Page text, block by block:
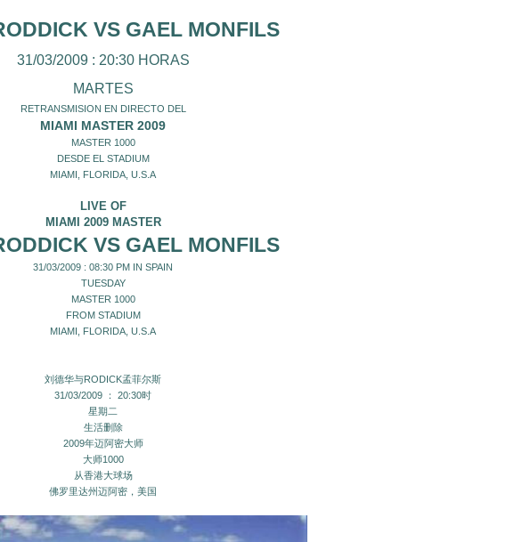
VS GAEL MONFILS
31/03/2009 : 20:30 HORAS
MARTES
RETRANSMISION EN DIRECTO DEL
MIAMI MASTER 2009
MASTER 1000
DESDE EL STADIUM
MIAMI, FLORIDA, U.S.A
LIVE OF
MIAMI 2009 MASTER
VS GAEL MONFILS
31/03/2009 : 08:30 PM IN SPAIN
TUESDAY
MASTER 1000
FROM STADIUM
MIAMI, FLORIDA, U.S.A
刘德华与RODICK孟菲尔斯
31/03/2009 ： 20:30时
星期二
生活删除
2009年迈阿密大师
大师1000
从香港大球场
佛罗里达州迈阿密，美国